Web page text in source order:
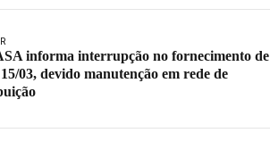
informa interrupção no fornecimento de
03, devido manutenção em rede de